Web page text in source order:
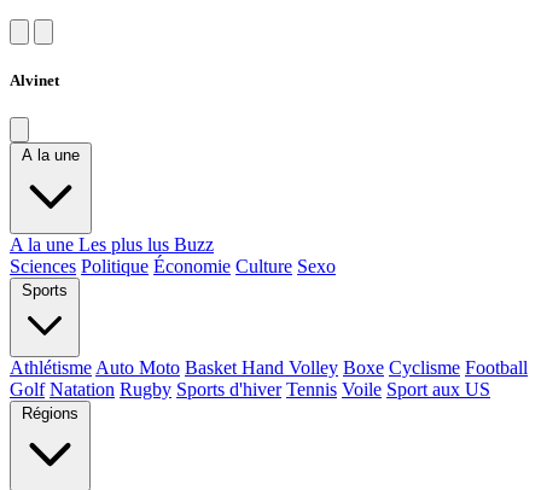
Alvinet
A la une
A la une Les plus lus Buzz
Sciences Politique Économie Culture Sexo
Sports
Athlétisme Auto Moto Basket Hand Volley Boxe Cyclisme Football
Golf Natation Rugby Sports d'hiver Tennis Voile Sport aux US
Régions